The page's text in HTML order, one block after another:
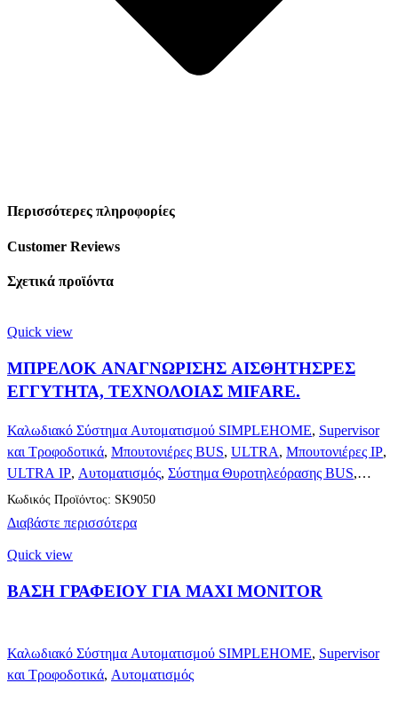
Περισσότερες πληροφορίες
Customer Reviews
Σχετικά προϊόντα
Quick view
ΜΠΡΕΛΟΚ ΑΝΑΓΝΩΡΙΣΗΣ ΑΙΣΘΗΤΗΣΡΕΣ
ΕΓΓΥΤΗΤΑ, ΤΕΧΝΟΛΟΙΑΣ MIFARE.
Καλωδιακό Σύστημα Αυτοματισμού SIMPLEHOME, Supervisor
και Τροφοδοτικά, Μπουτονιέρες BUS, ULTRA, Μπουτονιέρες IP,
ULTRA IP, Αυτοματισμός, Σύστημα Θυροτηλεόρασης BUS,
Σύστημα Θυροτηλεόρασης IP
Διαβάστε περισσότερα
Κωδικός Προϊόντος: SK9050
Quick view
ΒΑΣΗ ΓΡΑΦΕΙΟΥ ΓΙΑ MAXI MONITOR
Καλωδιακό Σύστημα Αυτοματισμού SIMPLEHOME, Supervisor
και Τροφοδοτικά, Αυτοματισμός